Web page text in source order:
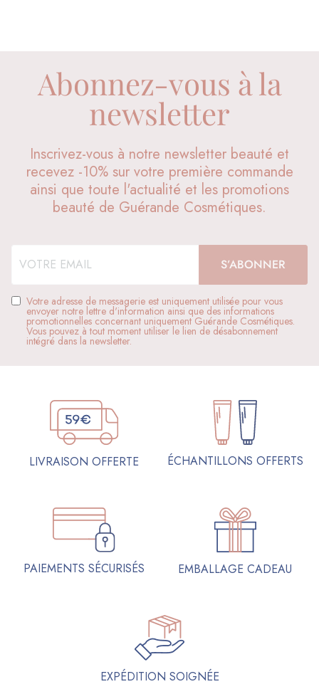
Abonnez-vous à la
newsletter
Inscrivez-vous à notre newsletter beauté et
recevez -10% sur votre première commande
ainsi que toute l'actualité et les promotions
beauté de Guérande Cosmétiques.
Votre adresse de messagerie est uniquement utilisée pour vous
envoyer notre lettre d'information ainsi que des informations
promotionnelles concernant uniquement Guérande Cosmétiques.
Vous pouvez à tout moment utiliser le lien de désabonnement
intégré dans la newsletter.
LIVRAISON OFFERTE ÉCHANTILLONS OFFERTS
PAIEMENTS SÉCURISÉS EMBALLAGE CADEAU
EXPÉDITION SOIGNÉE